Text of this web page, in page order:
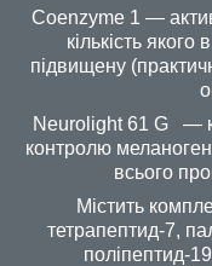
Coenzyme 1 —
кількість
підвищену
Neurolight 61 G —
контролю
всього
Містить
тетрапептид-7,
поліпептид-